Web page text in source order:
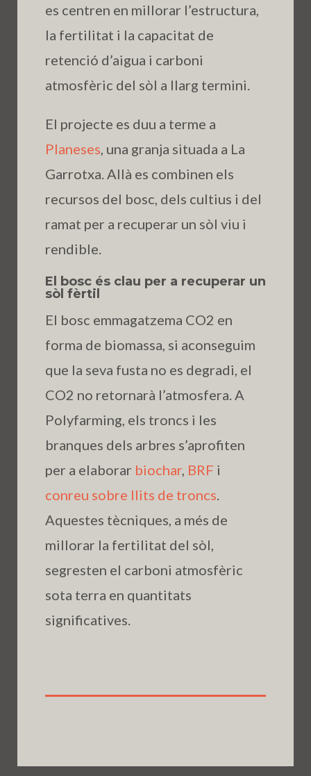
es centren en millorar l’estructura,
la fertilitat i la capacitat de
retenció d’aigua i carboni
atmosfèric del sòl a llarg termini.
El projecte es duu a terme a
Planeses, una granja situada a La
Garrotxa. Allà es combinen els
recursos del bosc, dels cultius i del
ramat per a recuperar un sòl viu i
rendible.
El bosc és clau per a recuperar un
sòl fèrtil
El bosc emmagatzema CO2 en
forma de biomassa, si aconseguim
que la seva fusta no es degradi, el
CO2 no retornarà l’atmosfera. A
Polyfarming, els troncs i les
branques dels arbres s’aprofiten
per a elaborar biochar, BRF i
conreu sobre llits de troncs.
Aquestes tècniques, a més de
millorar la fertilitat del sòl,
segresten el carboni atmosfèric
sota terra en quantitats
significatives.